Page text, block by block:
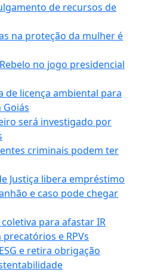
de recursos de
na proteção da mulher é
no jogo presidencial
de licença ambiental para
será investigado por
criminais podem ter
Justiça libera empréstimo
e caso pode chegar
para afastar IR
e RPVs
e retira obrigação